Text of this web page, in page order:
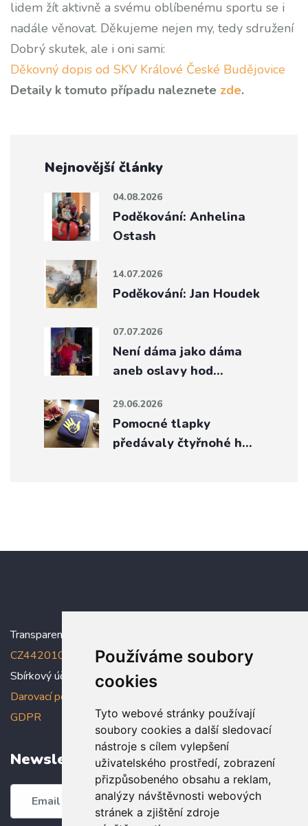
Používáme soubory
cookies
Tyto webové stránky používají
soubory cookies a další sledovací
nástroje s cílem vylepšení
uživatelského prostředí, zobrazení
přizpůsobeného obsahu a reklam,
analýzy návštěvnosti webových
stránek a zjištění zdroje
lidem žít aktivně a svému oblíbenému sportu se i
nadále věnovat. Děkujeme nejen my, tedy sdružení
Dobrý skutek, ale i oni sami:
Děkovný dopis od SKV Králové České Budějovice
Detaily k tomuto případu naleznete zde.
Nejnovější články
04.08.2026
Poděkování: Anhelina
Ostash
14.07.2026
Poděkování: Jan Houdek
07.07.2026
Není dáma jako dáma
aneb oslavy hod…
29.06.2026
Pomocné tlapky
předávaly čtyřnohé h…
Transparentní účet:
CZ4420100000005005005006
Sbírkový účet: 5005005022/2010
Darovací podmínky
GDPR
Newsletter
Odebírat